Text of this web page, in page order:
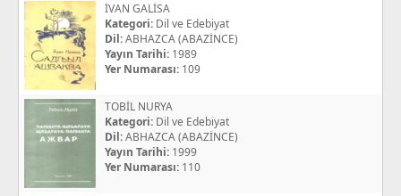
İVAN GALİSA
Kategori: Dil ve Edebiyat
Dil:ABHAZCA (ABAZİNCE)
Yayın Tarihi: 1989
Yer Numarası: 109
TOBİL NURYA
Kategori: Dil ve Edebiyat
Dil:ABHAZCA (ABAZİNCE)
Yayın Tarihi: 1999
Yer Numarası: 110